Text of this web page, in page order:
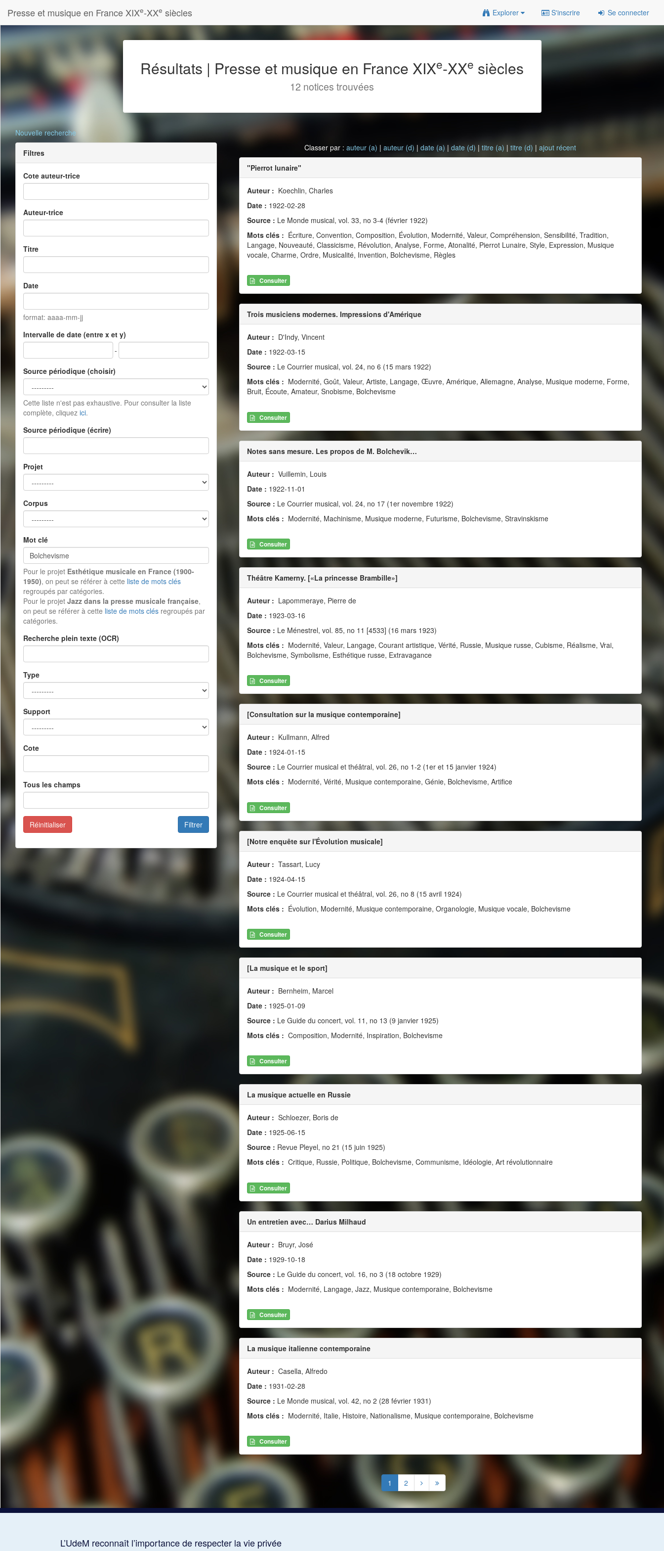
Presse et musique en France XIXe-XXe siècles Explorer S'inscrire Se connecter
Résultats | Presse et musique en France XIXe-XXe siècles
12 notices trouvées
Nouvelle recherche
Filtres
Cote auteur-trice
Auteur-trice
Titre
Date
format: aaaa-mm-jj
Intervalle de date (entre x et y)
-
Source périodique (choisir)
Cette liste n'est pas exhaustive. Pour consulter la liste
complète, cliquez ici.
Source périodique (écrire)
Projet
Corpus
Mot clé
Pour le projet Esthétique musicale en France (1900-
1950), on peut se référer à cette liste de mots clés
regroupés par catégories.
Pour le projet Jazz dans la presse musicale française,
on peut se référer à cette liste de mots clés regroupés par
catégories.
Recherche plein texte (OCR)
Type
Support
Cote
Tous les champs
Filtrer
Réinitialiser
Classer par :auteur (a) |auteur (d) |date (a) |date (d) |titre (a) |titre (d) |ajout récent
"Pierrot lunaire"
Auteur : Koechlin, Charles
Date : 1922-02-28
Source : Le Monde musical, vol. 33, no 3-4 (février 1922)
Mots clés : Écriture, Convention, Composition, Évolution, Modernité, Valeur, Compréhension, Sensibilité, Tradition,
Langage, Nouveauté, Classicisme, Révolution, Analyse, Forme, Atonalité, Pierrot Lunaire, Style, Expression, Musique
vocale, Charme, Ordre, Musicalité, Invention, Bolchevisme, Règles
Consulter
Trois musiciens modernes. Impressions d'Amérique
Auteur : D'Indy, Vincent
Date : 1922-03-15
Source : Le Courrier musical, vol. 24, no 6 (15 mars 1922)
Mots clés : Modernité, Goût, Valeur, Artiste, Langage, Œuvre, Amérique, Allemagne, Analyse, Musique moderne, Forme,
Bruit, Écoute, Amateur, Snobisme, Bolchevisme
Consulter
Notes sans mesure. Les propos de M. Bolchevik…
Auteur : Vuillemin, Louis
Date : 1922-11-01
Source : Le Courrier musical, vol. 24, no 17 (1er novembre 1922)
Mots clés : Modernité, Machinisme, Musique moderne, Futurisme, Bolchevisme, Stravinskisme
Consulter
Théâtre Kamerny. [«La princesse Brambille»]
Auteur : Lapommeraye, Pierre de
Date : 1923-03-16
Source : Le Ménestrel, vol. 85, no 11 [4533] (16 mars 1923)
Mots clés : Modernité, Valeur, Langage, Courant artistique, Vérité, Russie, Musique russe, Cubisme, Réalisme, Vrai,
Bolchevisme, Symbolisme, Esthétique russe, Extravagance
Consulter
[Consultation sur la musique contemporaine]
Auteur : Kullmann, Alfred
Date : 1924-01-15
Source : Le Courrier musical et théâtral, vol. 26, no 1-2 (1er et 15 janvier 1924)
Mots clés : Modernité, Vérité, Musique contemporaine, Génie, Bolchevisme, Artifice
Consulter
[Notre enquête sur l'Évolution musicale]
Auteur : Tassart, Lucy
Date : 1924-04-15
Source : Le Courrier musical et théâtral, vol. 26, no 8 (15 avril 1924)
Mots clés : Évolution, Modernité, Musique contemporaine, Organologie, Musique vocale, Bolchevisme
Consulter
[La musique et le sport]
Auteur : Bernheim, Marcel
Date : 1925-01-09
Source : Le Guide du concert, vol. 11, no 13 (9 janvier 1925)
Mots clés : Composition, Modernité, Inspiration, Bolchevisme
Consulter
La musique actuelle en Russie
Auteur : Schloezer, Boris de
Date : 1925-06-15
Source : Revue Pleyel, no 21 (15 juin 1925)
Mots clés : Critique, Russie, Politique, Bolchevisme, Communisme, Idéologie, Art révolutionnaire
Consulter
Un entretien avec… Darius Milhaud
Auteur : Bruyr, José
Date : 1929-10-18
Source : Le Guide du concert, vol. 16, no 3 (18 octobre 1929)
Mots clés : Modernité, Langage, Jazz, Musique contemporaine, Bolchevisme
Consulter
La musique italienne contemporaine
Auteur : Casella, Alfredo
Date : 1931-02-28
Source : Le Monde musical, vol. 42, no 2 (28 février 1931)
Mots clés : Modernité, Italie, Histoire, Nationalisme, Musique contemporaine, Bolchevisme
Consulter
1 2
L’UdeM reconnaît l’importance de respecter la vie privée